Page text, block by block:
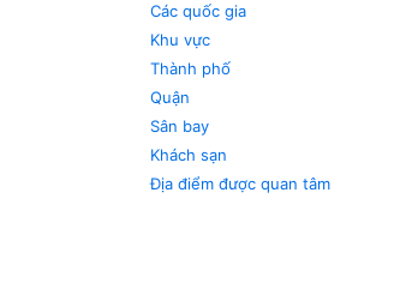
Các quốc gia
Khu vực
Thành phố
Quận
Sân bay
Khách sạn
Địa điểm được quan tâm